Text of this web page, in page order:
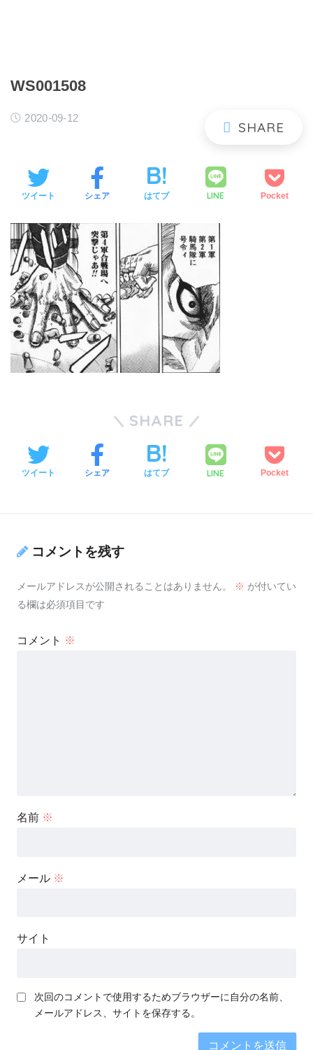
WS001508
2020-09-12
ツイート シェア はてブ LINE Pocket
SHARE
ツイート シェア はてブ LINE Pocket
コメントを残す
メールアドレスが公開されることはありません。 ※ が付いてい
る欄は必須項目です
コメント ※
名前 ※
メール ※
サイト
次回のコメントで使用するためブラウザーに自分の名前、
メールアドレス、サイトを保存する。